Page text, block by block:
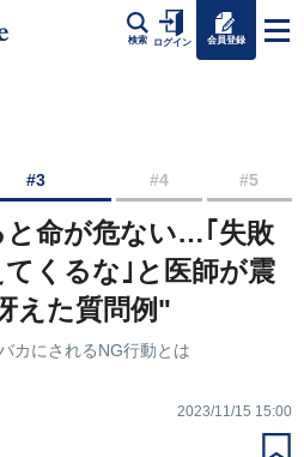
検索 ログイン 会員登録
#3 #4 #5
と命が危ない…｢失敗
くるな｣と医師が震
えた質問例"
カにされるNG行動とは
2023/11/15 15:00